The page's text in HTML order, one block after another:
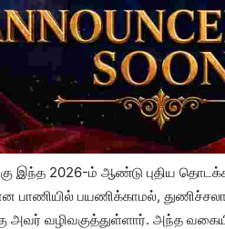
இந்த 2026-ம் ஆண்டு புதிய
பாணியில் பயணிக்காமல்,
அவர் வழிவகுத்துள்ளார். அந்த